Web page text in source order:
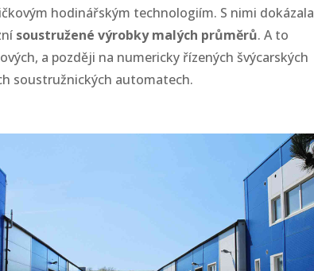
hodinářským technologiím. S nimi dokázala
soustružené výrobky malých průměrů. A to
a později na numericky řízených švýcarských
soustružnických automatech.